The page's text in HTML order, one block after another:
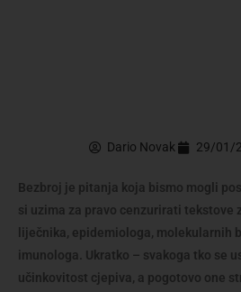
Dario Novak 29/01/
Bezbroj je pitanja koja bismo mogli
si uzima za pravo cenzurirati tekstove
liječnika, epidemiologa, molekularnih
imunologa. Ukratko – svakoga tko se
učinkovitost cjepiva, a pogotovo one